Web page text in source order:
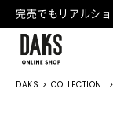
DAKS COLLECTION